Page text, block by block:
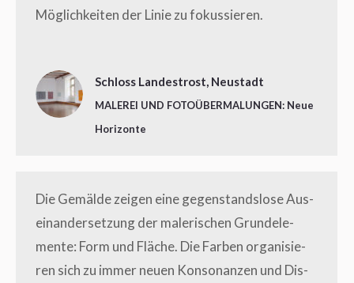
Mög­lich­kei­ten der Linie zu fokussieren.
Schloss Landestrost, Neustadt
MALEREI UND FOTOÜBERMALUNGEN: Neue
Horizonte
Die Gemäl­de zei­gen eine gegen­stands­lo­se Aus­
ein­an­der­set­zung der male­ri­schen Grund­ele­
men­te: Form und Flä­che. Die Far­ben orga­ni­sie­
ren sich zu immer neu­en Kon­so­nan­zen und Dis­